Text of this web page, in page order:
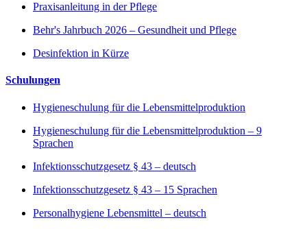
Praxisanleitung in der Pflege
Behr's Jahrbuch 2026 – Gesundheit und Pflege
Desinfektion in Kürze
Schulungen
Hygieneschulung für die Lebensmittelproduktion
Hygieneschulung für die Lebensmittelproduktion – 9
Sprachen
Infektionsschutzgesetz § 43 – deutsch
Infektionsschutzgesetz § 43 – 15 Sprachen
Personalhygiene Lebensmittel – deutsch